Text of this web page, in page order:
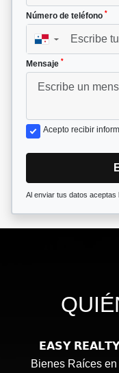
Número de teléfono *
▼
Mensaje *
Acepto recibir
Al enviar tus datos aceptas
𝗘𝗔𝗦𝗬 𝗥𝗘𝗔𝗟𝗧𝗬
Bienes Raíces